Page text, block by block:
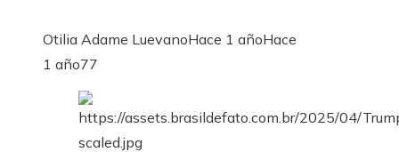
Otilia Adame LuevanoHace 1 añoHace
1 año77